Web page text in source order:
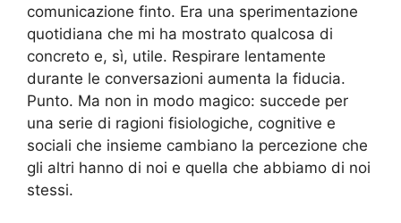
comunicazione finto. Era una sperimentazione
quotidiana che mi ha mostrato qualcosa di
concreto e, sì, utile. Respirare lentamente
durante le conversazioni aumenta la fiducia.
Punto. Ma non in modo magico: succede per
una serie di ragioni fisiologiche, cognitive e
sociali che insieme cambiano la percezione che
gli altri hanno di noi e quella che abbiamo di noi
stessi.